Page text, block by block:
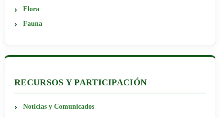
Flora
Fauna
RECURSOS Y PARTICIPACIÓN
Noticias y Comunicados